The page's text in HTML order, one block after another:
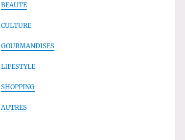
BEAUTE
CULTURE
GOURMANDISES
LIFESTYLE
SHOPPING
AUTRES